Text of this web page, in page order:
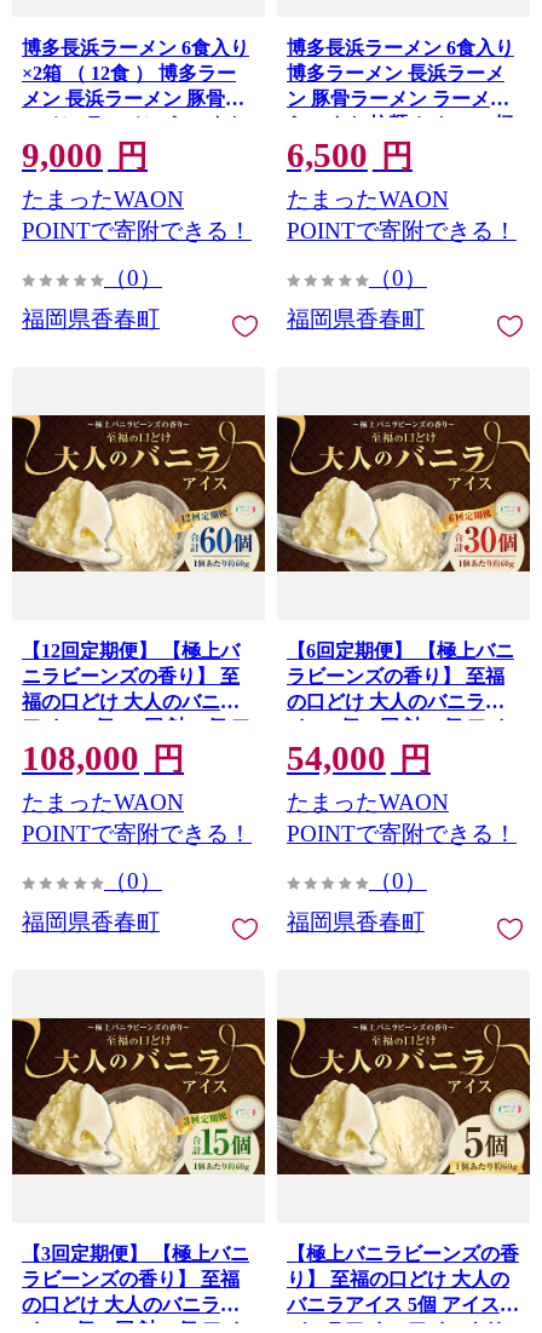
博多長浜ラーメン 6食入り
×2箱 （ 12食 ） 博多ラー
メン 長浜ラーメン 豚骨ラ
ーメン ラーメン らーめん
拉麺 とんこつ 極細麺 スト
レート麺
9,000 円
たまったWAON
POINTで寄附できる！
（0）
福岡県香春町
博多長浜ラーメン 6食入り
博多ラーメン 長浜ラーメ
ン 豚骨ラーメン ラーメン
らーめん 拉麺 とんこつ 極
細麺 ストレート麺
6,500 円
たまったWAON
POINTで寄附できる！
（0）
福岡県香春町
【12回定期便】 【極上バ
ニラビーンズの香り】 至
福の口どけ 大人のバニラ
アイス 5個×12回 計60個 ア
イス バニラアイス アイス
クリーム スイーツ お菓子
洋菓子 デザート 詰め合わ
せ 冷凍 福岡県 香春町 九州
108,000 円
たまったWAON
POINTで寄附できる！
（0）
福岡県香春町
【6回定期便】 【極上バニ
ラビーンズの香り】 至福
の口どけ 大人のバニラア
イス 5個×6回 計30個 アイ
ス バニラアイス アイスク
リーム スイーツ お菓子 洋
菓子 デザート 詰め合わせ
冷凍 福岡県 香春町 九州
54,000 円
たまったWAON
POINTで寄附できる！
（0）
福岡県香春町
【3回定期便】 【極上バニ
ラビーンズの香り】 至福
の口どけ 大人のバニラア
【極上バニラビーンズの香
り】 至福の口どけ 大人の
バニラアイス 5個 アイス